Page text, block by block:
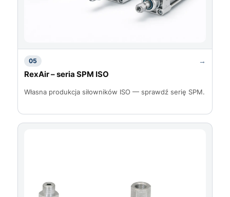
05 →
RexAir – seria SPM ISO
Własna produkcja siłowników ISO — sprawdź serię SPM.